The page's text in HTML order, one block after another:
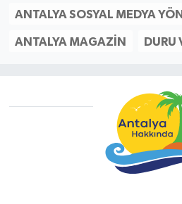
ANTALYA SOSYAL MEDYA
ANTALYA MAGAZIN DURU